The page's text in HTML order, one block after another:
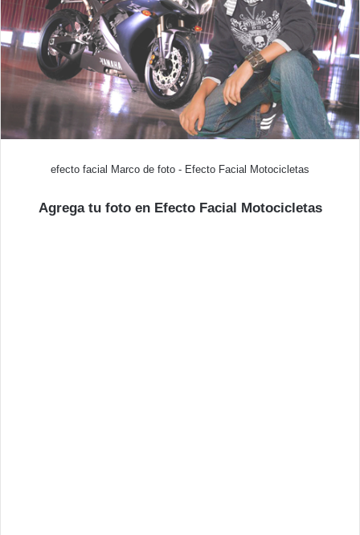
efecto facial Marco de foto - Efecto Facial Motocicletas
Agrega tu foto en Efecto Facial Motocicletas